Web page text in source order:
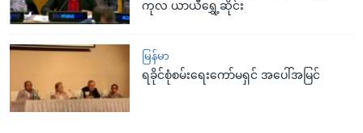
ကုလ ယာယီရွှေ့ဆိုင်း
မြန်မာ
ရခိုင်စုံစမ်းရေးကော်မရှင် အပေါ်အမြင်